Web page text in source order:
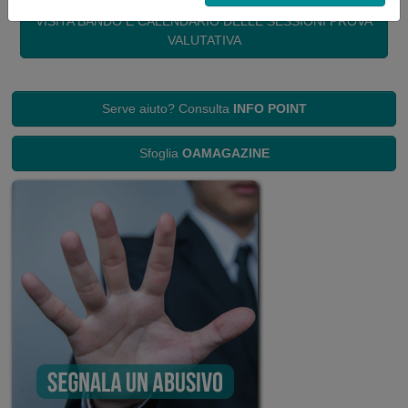
VISITA BANDO E CALENDARIO DELLE SESSIONI PROVA
VALUTATIVA
Serve aiuto? Consulta INFO POINT
Sfoglia OAMAGAZINE